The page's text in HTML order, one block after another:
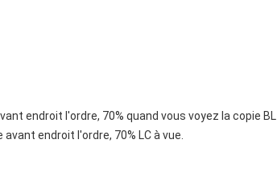
endroit l'ordre, 70% quand vous voyez la copie BL
endroit l'ordre, 70% LC à vue.